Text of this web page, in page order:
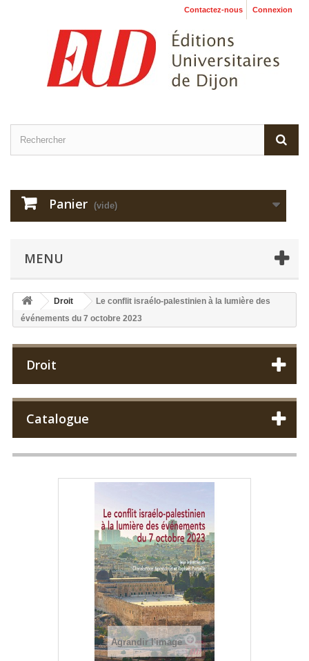
Connexion
Contactez-nous
Panier (vide)
MENU
Droit
Le conflit israélo-palestinien à la lumière des
événements du 7 octobre 2023
Droit
Catalogue
Agrandir l'image